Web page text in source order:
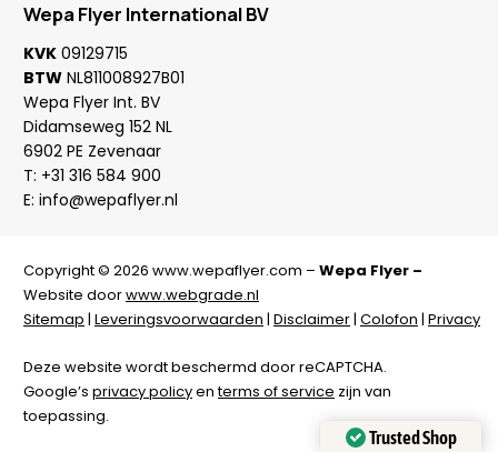
Wepa Flyer International BV
KVK 09129715
BTW NL811008927B01
Wepa Flyer Int. BV
Didamseweg 152 NL
6902 PE Zevenaar
T: +31 316 584 900
E: info@wepaflyer.nl
Copyright © 2026 www.wepaflyer.com – Wepa Flyer –
Website doorwww.webgrade.nl
Sitemap | Leveringsvoorwaarden | Disclaimer| Colofon | Privacy
Deze website wordt beschermd door reCAPTCHA.
Google’s privacy policyenterms of service zijn van
toepassing.
Trusted Shop